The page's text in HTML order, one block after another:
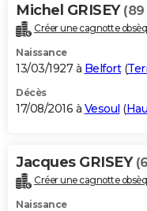
Michel GRISEY (89
Créer une cagnotte
Naissance
13/03/1927 à Belfort(
Décès
17/08/2016 à Vesoul (
Jacques GRISEY
Créer une cagnotte
Naissance